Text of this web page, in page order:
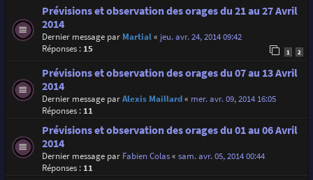
Prévisions et observation des orages du 21 au 27 Avril
2014
Dernier message par Martial« jeu. avr. 24, 2014 09:42
Réponses : 15 1 2
Prévisions et observation des orages du 07 au 13 Avril
2014
Dernier message parAlexis Maillard« mer. avr. 09, 2014 16:05
Réponses : 11
Prévisions et observation des orages du 01 au 06 Avril
2014
Dernier message par Fabien Colas« sam. avr. 05, 2014 00:44
Réponses : 11